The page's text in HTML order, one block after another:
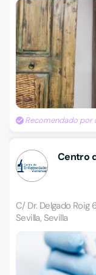
Recomendado por
Centro
C/ Dr. Delgado Roig
Sevilla, Sevilla